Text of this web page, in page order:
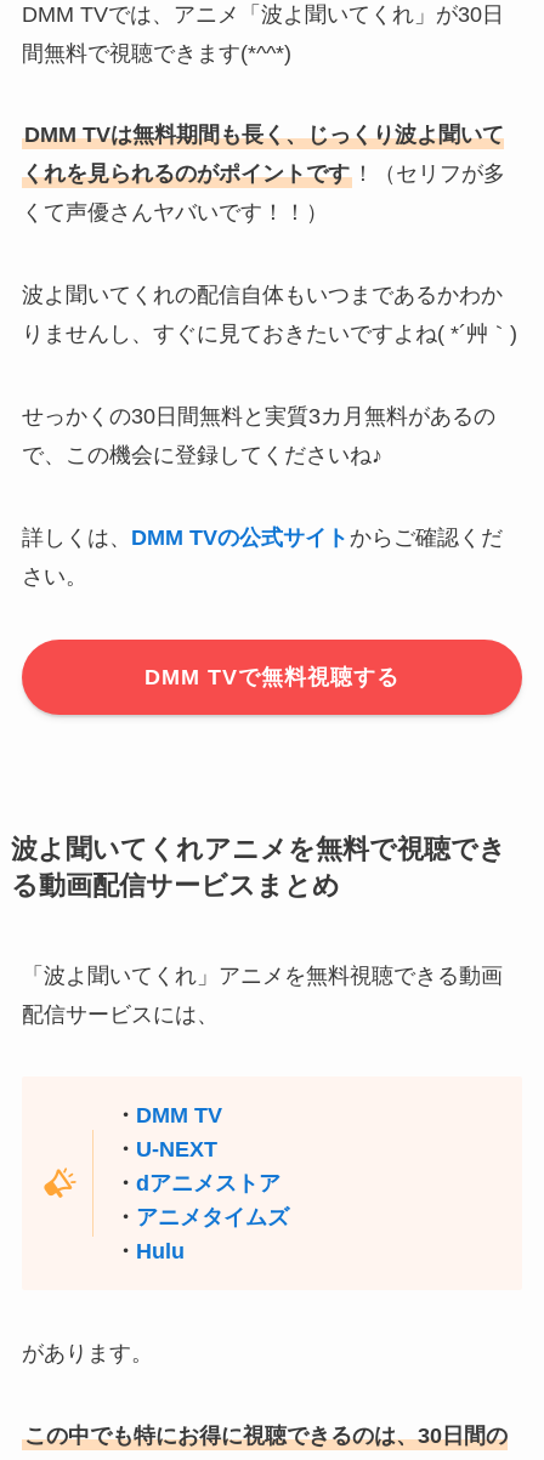
DMM TVでは、アニメ「波よ聞いてくれ」が30日
間無料で視聴できます(*^^*)
DMM TVは無料期間も長く、じっくり波よ聞いて
くれを見られるのがポイントです！（セリフが多
くて声優さんヤバいです！！）
波よ聞いてくれの配信自体もいつまであるかわか
りませんし、すぐに見ておきたいですよね( *´艸｀)
せっかくの30日間無料と実質3カ月無料があるの
で、この機会に登録してくださいね♪
詳しくは、 DMM TVの公式サイト からご確認くだ
さい。
DMM TVで無料視聴する
波よ聞いてくれアニメを無料で視聴でき
る動画配信サービスまとめ
「波よ聞いてくれ」アニメを無料視聴できる動画
配信サービスには、
・ DMM TV
・ U-NEXT
・dアニメストア
・ アニメタイムズ
・ Hulu
があります。
この中でも特にお得に視聴できるのは、30日間の